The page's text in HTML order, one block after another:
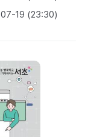
19 (23:30)